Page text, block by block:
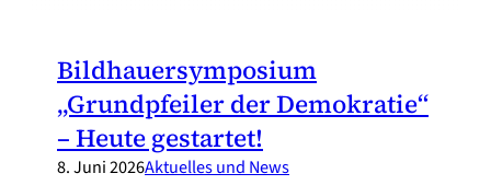
Bildhauersymposium
„Grundpfeiler der Demokratie“
– Heute gestartet!
8. Juni 2026Aktuelles und News